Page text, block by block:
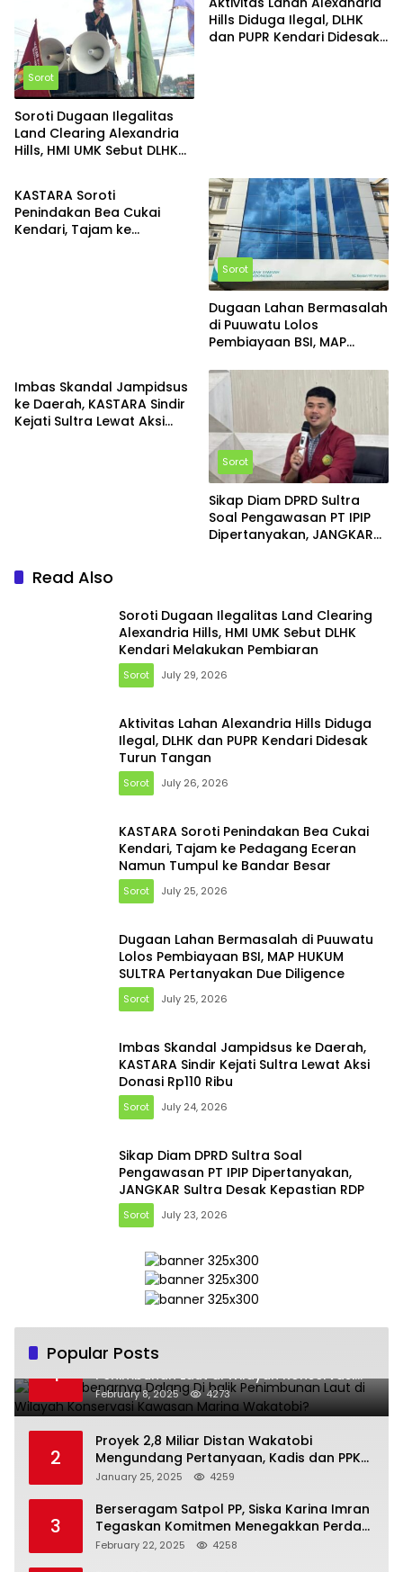
Sorot
Soroti Dugaan Ilegalitas
Land Clearing Alexandria
Hills, HMI UMK Sebut DLHK
Hills Diduga Ilegal, DLHK
dan PUPR Kendari Didesak
Sorot
KASTARA Soroti
Penindakan Bea Cukai
Kendari, Tajam ke
Sorot
Dugaan Lahan Bermasalah
di Puuwatu Lolos
Pembiayaan BSI, MAP
Pertanyakan Due Diligence
Imbas Skandal Jampidsus
ke Daerah, KASTARA Sindir
Kejati Sultra Lewat Aksi
Sorot
Sikap Diam DPRD Sultra
Soal Pengawasan PT IPIP
Dipertanyakan, JANGKAR
Read Also
Soroti Dugaan Ilegalitas Land Clearing
Alexandria Hills, HMI UMK Sebut DLHK
Kendari Melakukan Pembiaran
Sorot July 29, 2026
Aktivitas Lahan Alexandria Hills Diduga
Ilegal, DLHK dan PUPR Kendari Didesak
Turun Tangan
Sorot July 26, 2026
KASTARA Soroti Penindakan Bea Cukai
Kendari, Tajam ke Pedagang Eceran
Namun Tumpul ke Bandar Besar
Sorot July 25, 2026
Dugaan Lahan Bermasalah di Puuwatu
Lolos Pembiayaan BSI, MAP HUKUM
SULTRA Pertanyakan Due Diligence
Sorot July 25, 2026
Imbas Skandal Jampidsus ke Daerah,
KASTARA Sindir Kejati Sultra Lewat Aksi
Donasi Rp110 Ribu
Sorot July 24, 2026
Sikap Diam DPRD Sultra Soal
Pengawasan PT IPIP Dipertanyakan,
JANGKAR Sultra Desak Kepastian RDP
Sorot July 23, 2026
Popular Posts
1
Siapa Sebenarnya Dalang Di balik
Penimbunan Laut di Wilayah Konservasi
Kawasan Marina Wakatobi?
February 8, 2025 4273
2
Proyek 2,8 Miliar Distan Wakatobi
Mengundang Pertanyaan, Kadis dan PPK
Bungkam
January 25, 2025 4259
3
Berseragam Satpol PP, Siska Karina Imran
Tegaskan Komitmen Menegakkan Perda
di Kendari
February 22, 2025 4258